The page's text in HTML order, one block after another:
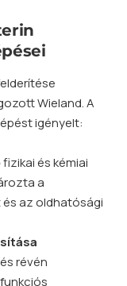
Wieland. A
igényelt:
és kémiai
a
az oldhatósági
révén